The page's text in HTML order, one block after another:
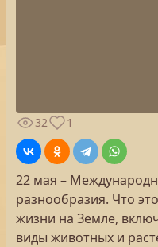
32
1
22 мая –
разнообразия. Что
жизни на Земле,
виды животных и